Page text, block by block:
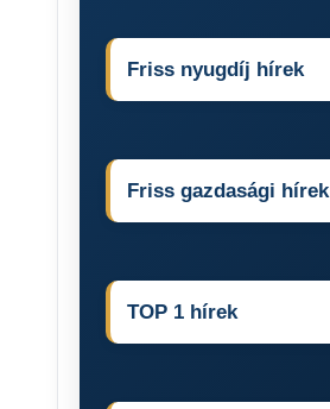
Friss nyugdíj hírek
Friss gazdasági hírek
TOP 1 hírek